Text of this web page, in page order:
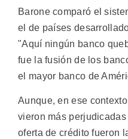
Barone comparó el
el de países
"Aquí ningún banco
fue la fusión de los
el mayor banco de
Aunque, en ese
vieron más
oferta de crédito fueron